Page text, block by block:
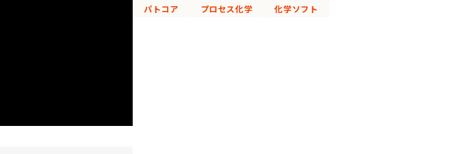
パトコア
プロセス化学 化学ソフト